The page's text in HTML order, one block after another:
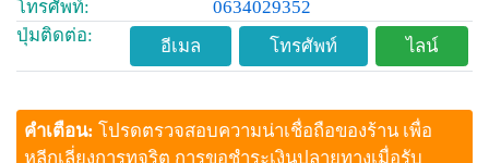
โทรศัพท์:
0634029352
ปุ่มติดต่อ:
อีเมล โทรศัพท์ ไลน์
คำเตือน: โปรดตรวจสอบความน่าเชื่อถือของร้าน เพื่อ
หลีกเลี่ยงการทุจริต การขอชำระเงินปลายทางเมื่อรับ